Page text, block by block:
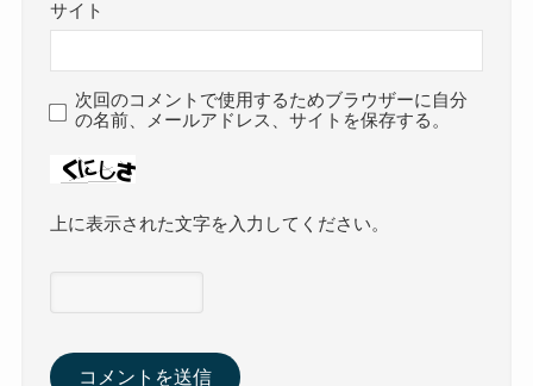
サイト
次回のコメントで使用するためブラウザーに自分
の名前、メールアドレス、サイトを保存する。
上に表示された文字を入力してください。